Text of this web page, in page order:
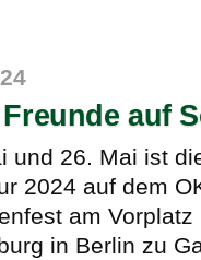
auf
und 26. Mai ist
2024 auf dem
am Vorplatz
in Berlin zu